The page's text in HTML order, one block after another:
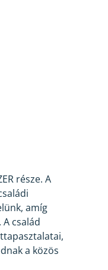
része. A
amíg
család
a közös